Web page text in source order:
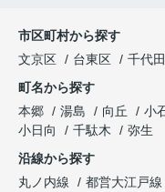
市区町村から探す
文京区
台東区
千代
町名から探す
本郷
湯島 向丘 小
小日向
千駄木
弥生
沿線から探す
丸ノ内線
都営大江戸線